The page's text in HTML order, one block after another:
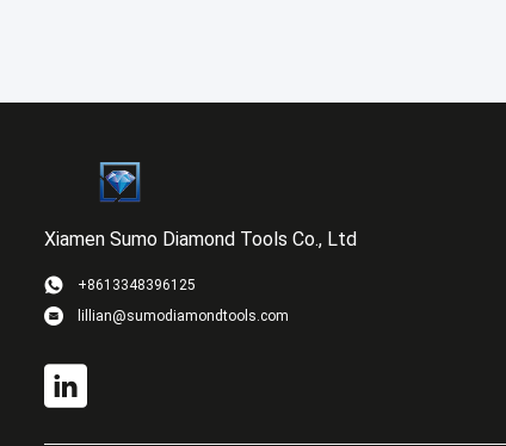
Xiamen Sumo Diamond Tools Co., Ltd
+8613348396125
lillian@sumodiamondtools.com